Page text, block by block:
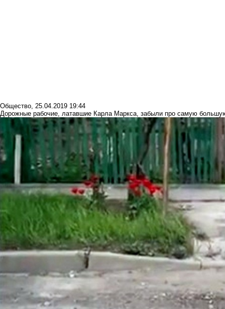
Общество, 25.04.2019 19:44
Дорожные рабочие, латавшие Карла Маркса, забыли про самую